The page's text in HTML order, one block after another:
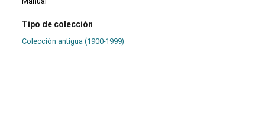
Tipo de colección
Colección antigua (1900-1999)